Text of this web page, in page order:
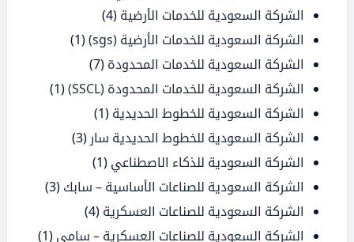
الشركة السعودية للخدمات الأرضية (4)
الشركة السعودية للخدمات الأرضية (sgs)
(1)
الشركة السعودية للخدمات المحدودة (7)
الشركة السعودية للخدمات المحدودة (SSCL)
(1)
الشركة السعودية للخطوط الحديدية (1)
الشركة السعودية للخطوط الحديدية سار (3)
الشركة السعودية للذكاء الاصطناعي (1)
الشركة السعودية للصناعات الأساسية – سابك (3)
الشركة السعودية للصناعات العسكرية (4)
الشركة السعودية للصناعات العسكرية – سامي (1)